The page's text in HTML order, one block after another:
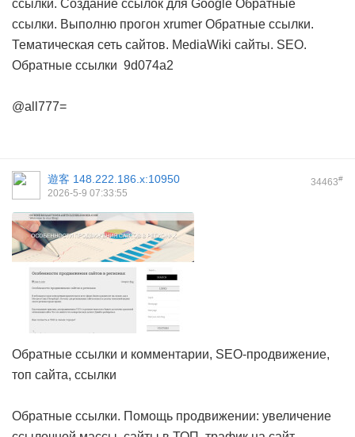
ссылки. Создание ссылок для Google Обратные
ссылки. Выполню прогон xrumer Обратные ссылки.
Тематическая сеть сайтов. MediaWiki сайты. SEO.
Обратные ссылки 9d074a2
@all777=
34463#
遊客 148.222.186.x:10950
2026-5-9 07:33:55
Обратные ссылки и комментарии, SEO-продвижение,
топ сайта, ссылки
Обратные ссылки. Помощь продвижении: увеличение